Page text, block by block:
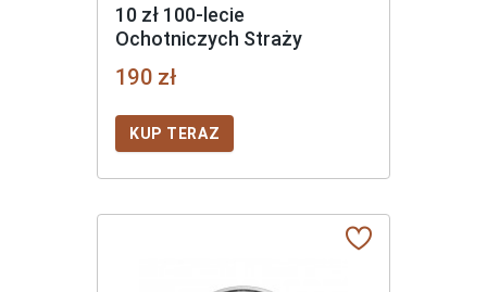
10 zł 100-lecie
Ochotniczych Straży
Pożarnych RP
190 zł
KUP TERAZ